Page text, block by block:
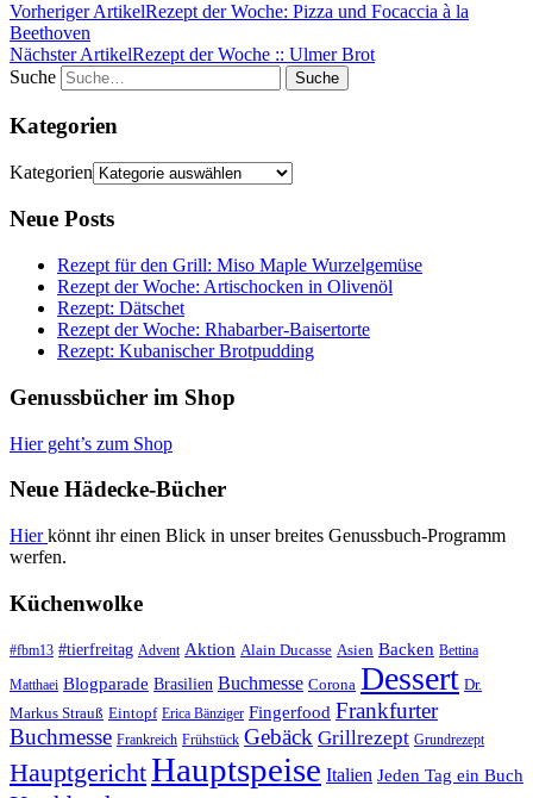
Vorheriger ArtikelRezept der Woche: Pizza und Focaccia à la
Beethoven
Nächster ArtikelRezept der Woche :: Ulmer Brot
Suche
Kategorien
Kategorien
Neue Posts
Rezept für den Grill: Miso Maple Wurzelgemüse
Rezept der Woche: Artischocken in Olivenöl
Rezept: Dätschet
Rezept der Woche: Rhabarber-Baisertorte
Rezept: Kubanischer Brotpudding
Genussbücher im Shop
Hier geht’s zum Shop
Neue Hädecke-Bücher
Hierkönnt ihr einen Blick in unser breites Genussbuch-Programm
werfen.
Küchenwolke
#fbm13 #tierfreitag Advent Aktion Alain Ducasse Asien Backen Bettina
Matthaei Blogparade Brasilien Buchmesse Corona Dessert Dr.
Markus Strauß Eintopf Erica Bänziger Fingerfood Frankfurter
Buchmesse Frankreich Frühstück Gebäck Grillrezept Grundrezept
HauptgerichtHauptspeise Italien Jeden Tag ein Buch